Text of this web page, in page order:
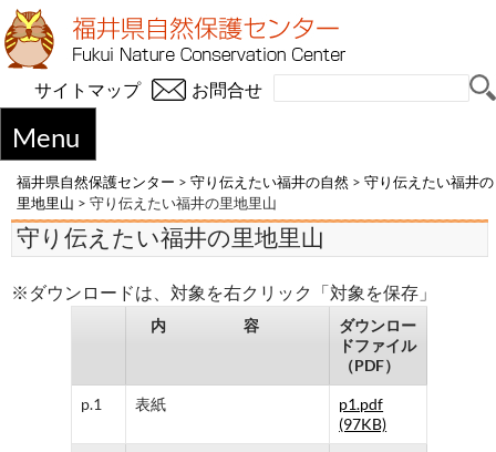
お問合せ
サイトマップ
Menu
福井県自然保護センター > 守り伝えたい福井の自然 > 守り伝えたい福井の
里地里山 > 守り伝えたい福井の里地里山
守り伝えたい福井の里地里山
※ダウンロードは、対象を右クリック「対象を保存」
内 容
ダウンロー
ドファイル
（PDF）
p.1 表紙
p1.pdf
(97KB)